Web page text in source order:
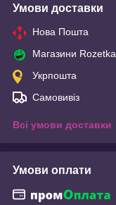
Умови доставки
Нова Пошта
Магазини Rozetka
Укрпошта
Самовивіз
Всі умови доставки
Умови оплати